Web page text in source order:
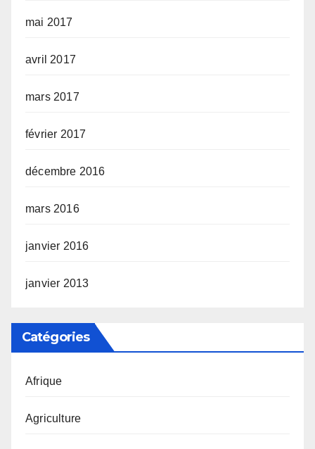
mai 2017
avril 2017
mars 2017
février 2017
décembre 2016
mars 2016
janvier 2016
janvier 2013
Catégories
Afrique
Agriculture